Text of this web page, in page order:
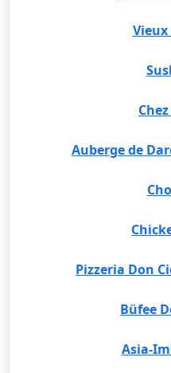
Vieux
Auberge de
Pizzeria Don
Büfee
Asia-